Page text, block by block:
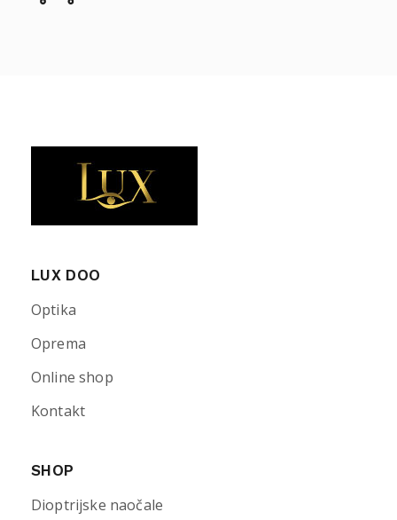
LUX DOO
Optika
Oprema
Online shop
Kontakt
SHOP
Dioptrijske naočale